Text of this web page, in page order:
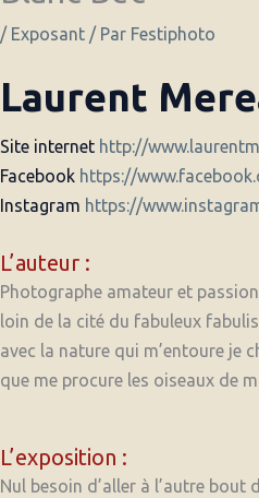
/ Exposant/ Par Festiphoto
Laurent
Site internet http://
Facebookhttps://
Instagram https://
L’auteur :
Photographe amateur et
loin de la cité du fabuleux
avec la nature qui m’entoure je
que me procure les oiseaux de
L’exposition :
Nul besoin d’aller à l’autre bout